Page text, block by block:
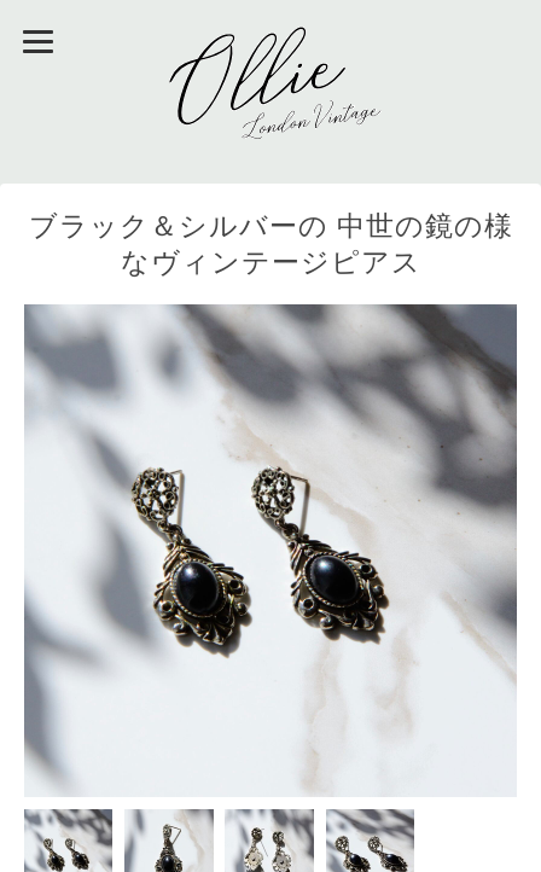
ブラック＆シルバーの 中世の鏡の様
なヴィンテージピアス